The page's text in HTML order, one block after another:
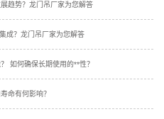
趋势？龙门吊厂家为您解答
成？龙门吊厂家为您解答
如何确保长期使用的**性？
命有何影响？